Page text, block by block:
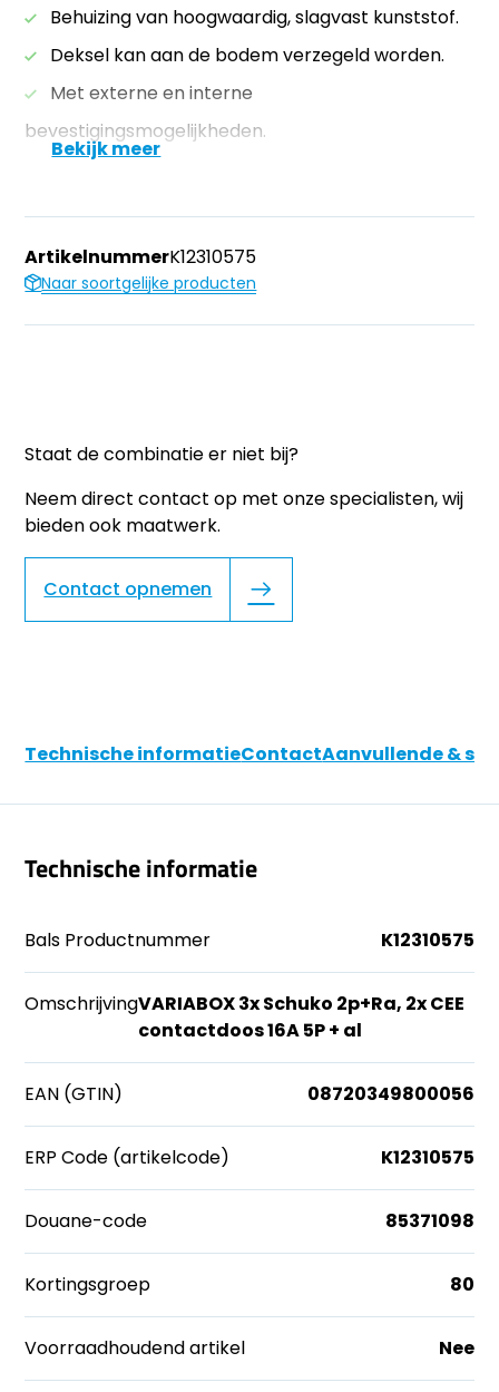
Behuizing van hoogwaardig, slagvast kunststof.
Deksel kan aan de bodem verzegeld worden.
Met externe en interne
bevestigingsmogelijkheden.
Bekijk meer
ArtikelnummerK12310575
Naar soortgelijke producten
Staat de combinatie er niet bij?
Neem direct contact op met onze specialisten, wij
bieden ook maatwerk.
Contact opnemen
Technische informatieContactAanvullende &
Technische informatie
Bals Productnummer K12310575
OmschrijvingVARIABOX 3x Schuko 2p+Ra, 2x CEE
contactdoos 16A 5P + al
EAN (GTIN) 08720349800056
ERP Code (artikelcode) K12310575
Douane-code 85371098
Kortingsgroep 80
Voorraadhoudend artikel Nee